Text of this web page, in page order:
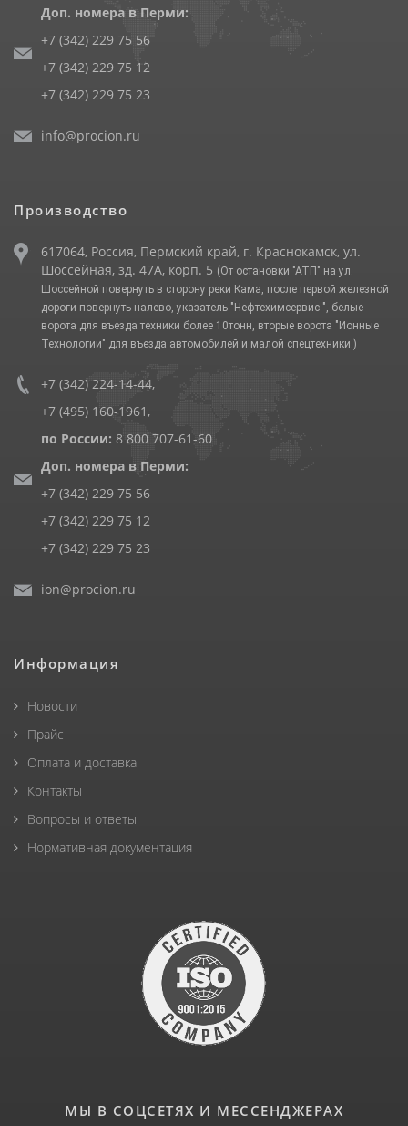
Доп. номера в Перми:
+7 (342) 229 75 56
+7 (342) 229 75 12
+7 (342) 229 75 23
info@procion.ru
Производство
617064, Россия, Пермский край, г. Краснокамск, ул.
Шоссейная, зд. 47А, корп. 5 (От остановки "АТП" на ул.
Шоссейной повернуть в сторону реки Кама, после первой железной
дороги повернуть налево, указатель "Нефтехимсервис ", белые
ворота для въезда техники более 10тонн, вторые ворота "Ионные
Технологии" для въезда автомобилей и малой спецтехники.)
+7 (342) 224-14-44,
+7 (495) 160-1961 ,
по России: 8 800 707-61-60
Доп. номера в Перми:
+7 (342) 229 75 56
+7 (342) 229 75 12
+7 (342) 229 75 23
ion@procion.ru
Информация
Новости
Прайс
Оплата и доставка
Контакты
Вопросы и ответы
Нормативная документация
МЫ В СОЦСЕТЯХ И МЕССЕНДЖЕРАХ